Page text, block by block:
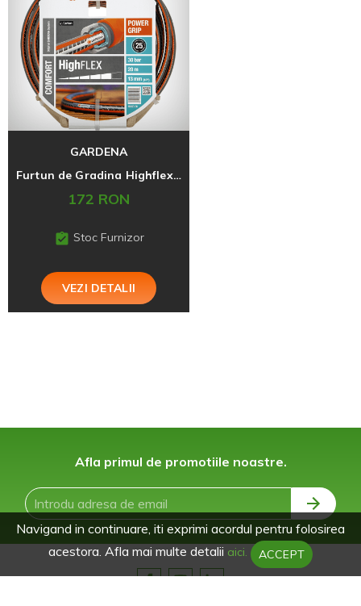
GARDENA
Furtun de Gradina Highflex Comfort 12,5mm 20m
172 RON
Stoc Furnizor
VEZI DETALII
Afla primul de promotiile noastre.
Navigand in continuare, iti exprimi acordul pentru folosirea
acestora. Afla mai multe detalii aici. ACCEPT